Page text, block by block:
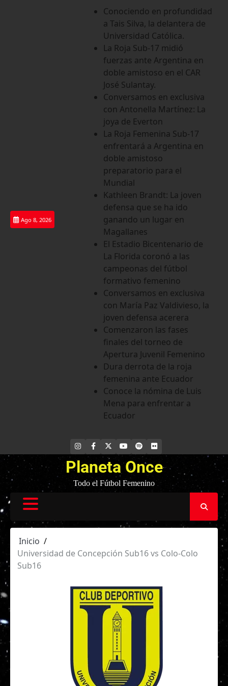
Ago 8, 2026
Conociendo en profundidad
a Tais Silva, la delantera de
Universidad Católica.
La Roja Sub-17 midió
fuerzas ante Argentina en
doble amistoso en el CAR
José Sulantay.
Conversamos en exclusiva
con Antonella Martínez: La
joya de Everton
La Roja Femenina Sub-17
enfrentará a Argentina en
doble amistoso
preparatorio para el
Mundial
Kathleen Brandt: La joven
defensa que se ha ido
ganando un lugar en
Magallanes
El Estadio Bicentenario de
La Florida coronó a las
campeonas del fútbol
formativo femenino
Conversamos en exclusiva
con María Paz Valdivieso, la
joven defensa acerera
Comenzaron las fases
finales del torneo de
Apertura Juvenil Femenino
Dura derrota de la roja
femenina ante Ecuador
Conoce la nómina de Luis
Mena para enfrentar a
Ecuador
INSTAGRAM
FACEBOOK YOUTUBE
SPOTIFYFLICKR
Planeta Once
Todo el Fútbol Femenino
Inicio
Universidad de Concepción Sub16 vs Colo-Colo
Sub16